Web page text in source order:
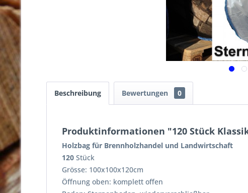
Beschreibung Bewertungen 0
Produktinformationen "120 Stück
Holzbag für Brennholzhandel und Landwirtschaft
120 Stück
Grösse: 100x100x120cm
Öffnung oben: komplett offen